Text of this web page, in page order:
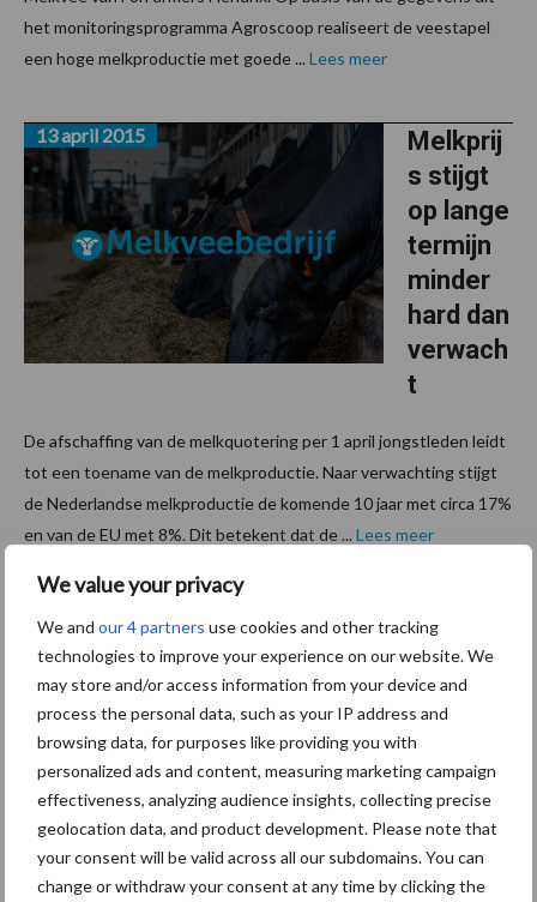
We value your privacy
We and our 4 partners use cookies and other tracking
technologies to improve your experience on our website. We
may store and/or access information from your device and
process the personal data, such as your IP address and
browsing data, for purposes like providing you with
personalized ads and content, measuring marketing campaign
effectiveness, analyzing audience insights, collecting precise
geolocation data, and product development. Please note that
your consent will be valid across all our subdomains. You can
change or withdraw your consent at any time by clicking the
het monitoringsprogramma Agroscoop realiseert de veestapel
een hoge melkproductie met goede ... Lees meer
Melkprij
s stijgt
op lange
termijn
minder
hard dan
verwach
t
13 april 2015
De afschaffing van de melkquotering per 1 april jongstleden leidt
tot een toename van de melkproductie. Naar verwachting stijgt
de Nederlandse melkproductie de komende 10 jaar met circa 17%
en van de EU met 8%. Dit betekent dat de ... Lees meer
Meer
aandach
t voor
ruwvoer
winning
30 jaar